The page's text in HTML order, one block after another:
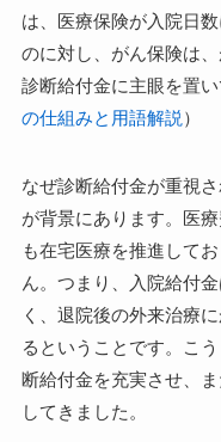
は、医療保険が入院日
のに対し、がん保険は
診断給付金に主眼を置
の仕組みと用語解説 ）
なぜ診断給付金が重視
が背景にあります。医
も在宅医療を推進して
ん。つまり、入院給付
く、退院後の外来治療
るということです。こ
断給付金を充実させ、
してきました。